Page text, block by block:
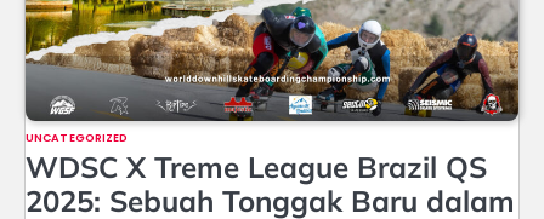
UNCATEGORIZED
WDSC X Treme League Brazil QS
2025: Sebuah Tonggak Baru dalam